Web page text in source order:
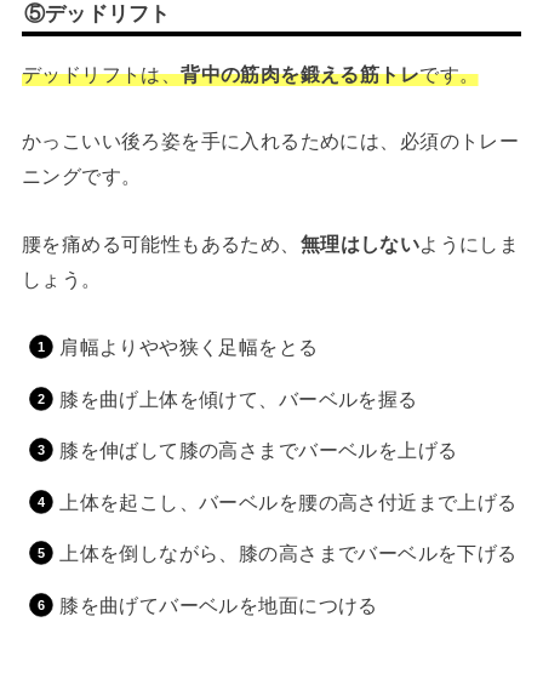
⑤デッドリフト
デッドリフトは、背中の筋肉を鍛える筋トレです。
かっこいい後ろ姿を手に入れるためには、必須のトレー
ニングです。
腰を痛める可能性もあるため、 無理はしないようにしま
しょう。
肩幅よりやや狭く足幅をとる
膝を曲げ上体を傾けて、バーベルを握る
膝を伸ばして膝の高さまでバーベルを上げる
上体を起こし、バーベルを腰の高さ付近まで上げる
上体を倒しながら、膝の高さまでバーベルを下げる
膝を曲げてバーベルを地面につける